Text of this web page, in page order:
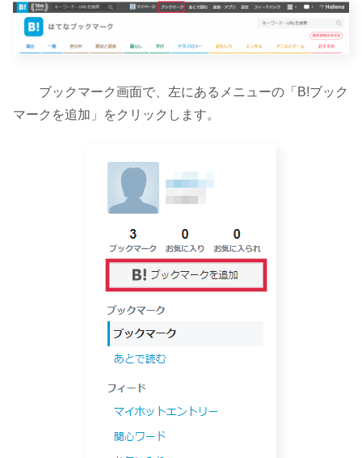
ブックマーク画面で、左にあるメニューの「B!ブック
マークを追加」をクリックします。